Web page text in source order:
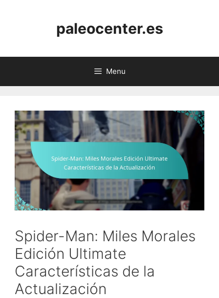
paleocenter.es
Menu
Spider-Man: Miles Morales
Edición Ultimate
Características de la
Actualización